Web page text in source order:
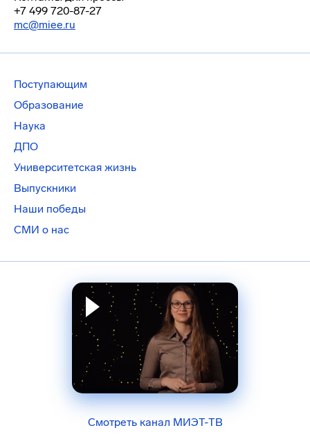
+7 499 720-87-27
mc@miee.ru
Поступающим
Образование
Наука
ДПО
Университетская жизнь
Выпускники
Наши победы
СМИ о нас
Смотреть канал МИЭТ-ТВ